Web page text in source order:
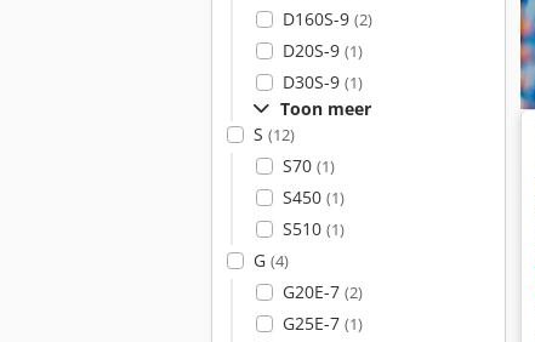
D160S-9 (2)
D20S-9 (1)
D30S-9 (1)
Toon meer
S (12)
S70 (1)
S450 (1)
S510 (1)
G (4)
G20E-7 (2)
G25E-7 (1)